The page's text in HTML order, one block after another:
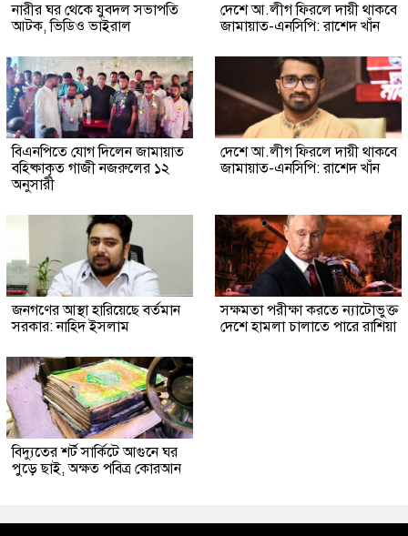
নারীর ঘর থেকে যুবদল সভাপতি
আটক, ভিডিও ভাইরাল
দেশে আ.লীগ ফিরলে দায়ী থাকবে
জামায়াত-এনসিপি: রাশেদ খাঁন
বিএনপিতে যোগ দিলেন জামায়াত
বহিষ্কাকৃত গাজী নজরুলের ১২
অনুসারী
দেশে আ.লীগ ফিরলে দায়ী থাকবে
জামায়াত-এনসিপি: রাশেদ খাঁন
জনগণের আস্থা হারিয়েছে বর্তমান
সরকার: নাহিদ ইসলাম
সক্ষমতা পরীক্ষা করতে ন্যাটোভুক্ত
দেশে হামলা চালাতে পারে রাশিয়া
বিদ্যুতের শর্ট সার্কিটে আগুনে ঘর
পুড়ে ছাই, অক্ষত পবিত্র কোরআন